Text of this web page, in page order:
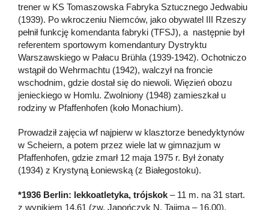
trener w KS Tomaszowska Fabryka Sztucznego Jedwabiu
(1939). Po wkroczeniu Niemców, jako obywatel III Rzeszy
pełnił funkcję komendanta fabryki (TFSJ), a następnie był
referentem sportowym komendantury Dystryktu
Warszawskiego w Pałacu Brühla (1939-1942). Ochotniczo
wstąpił do Wehrmachtu (1942), walczył na froncie
wschodnim, gdzie dostał się do niewoli. Więzień obozu
jenieckiego w Homlu. Zwolniony (1948) zamieszkał u
rodziny w Pfaffenhofen (koło Monachium).
Prowadził zajęcia wf najpierw w klasztorze benedyktynów
w Scheiern, a potem przez wiele lat w gimnazjum w
Pfaffenhofen, gdzie zmarł 12 maja 1975 r. Był żonaty
(1934) z Krystyną Łoniewską (z Białegostoku).
*1936 Berlin: lekkoatletyka, trójskok – 11 m. na 31 start.
z wynikiem 14.61 (zw. Japończyk N. Tajima – 16.00).